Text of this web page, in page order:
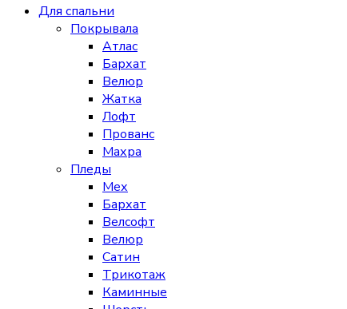
Для спальни
Покрывала
Атлас
Бархат
Велюр
Жатка
Лофт
Прованс
Махра
Пледы
Мех
Бархат
Велсофт
Велюр
Сатин
Трикотаж
Каминные